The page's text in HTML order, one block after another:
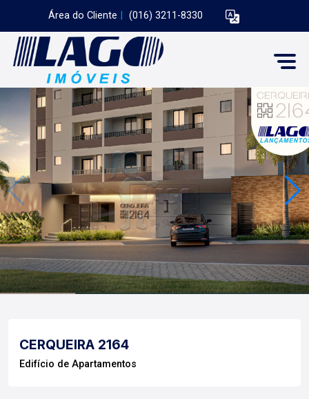
Área do Cliente (016) 3211-8330
CERQUEIRA 2164
Edifício de Apartamentos